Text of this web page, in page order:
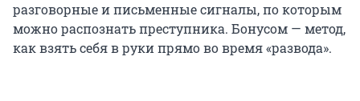
разговорные и письменные сигналы, по которым
можно распознать преступника. Бонусом — метод,
как взять себя в руки прямо во время «развода».